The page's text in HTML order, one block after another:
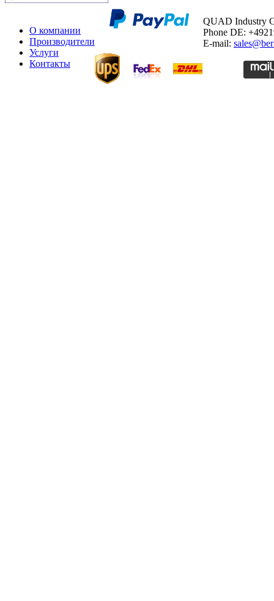
О компании
Производители
Услуги
Контакты
QUAD Industry
Phone DE:
E-mail: